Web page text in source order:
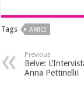
Tags AMICI
Previous
Belve:
Anna Pettinelli!